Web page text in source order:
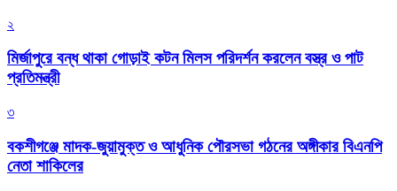
২
মির্জাপুরে বন্ধ থাকা গোড়াই কটন মিলস পরিদর্শন করলেন বস্ত্র ও পাট
প্রতিমন্ত্রী
৩
বকশীগঞ্জে মাদক-জুয়ামুক্ত ও আধুনিক পৌরসভা গঠনের অঙ্গীকার বিএনপি
নেতা শাকিলের